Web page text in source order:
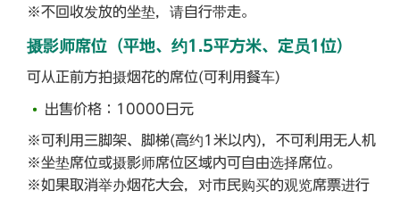
※不回收发放的坐垫，请自行带走。
摄影师席位（平地、约1.5平方米、定员1位）
可从正前方拍摄烟花的席位(可利用餐车)
出售价格：10000日元
※可利用三脚架、脚梯(高约1米以内)，不可利用无人机
※坐垫席位或摄影师席位区域内可自由选择席位。
※如果取消举办烟花大会，对市民购买的观览席票进行